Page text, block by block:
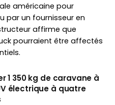
américaine pour
par un fournisseur en
affirme que
pourraient être affectés
1 350 kg de caravane à
électrique à quatre